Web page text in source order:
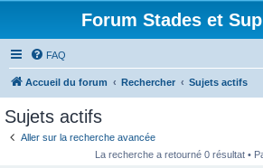
Forum Stades et
FAQ
Accueil du forum Rechercher Sujets actifs
Sujets actifs
Aller sur la recherche avancée
La recherche a retourné 0 résultat •